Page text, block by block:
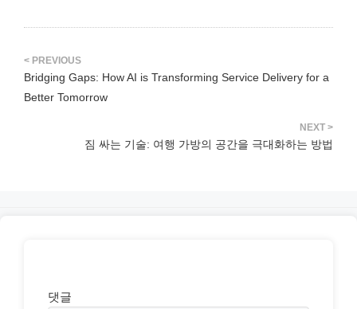
Bridging Gaps: How AI is Transforming Service Delivery for a
Better Tomorrow
짐 싸는 기술: 여행 가방의 공간을 극대화하는 방법
댓글